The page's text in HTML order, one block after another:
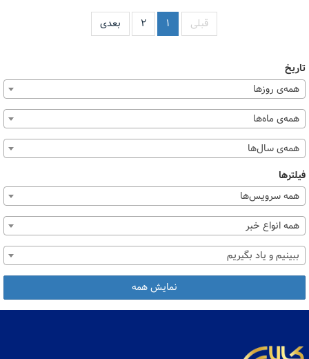
قبلی ۱ ۲ بعدی
تاریخ
همه‌ی روزها
همه‌ی ماه‌ها
همه‌ی سال‌ها
فیلترها
همه سرویس‌ها
همه انواع خبر
ببینیم و یاد بگیریم
نمایش همه